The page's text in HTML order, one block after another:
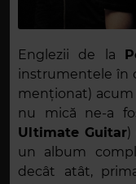
Englezii de la
instrumentele în
menționat) acum
nu mică ne-a
Ultimate Guitar)
un album
decât atât,